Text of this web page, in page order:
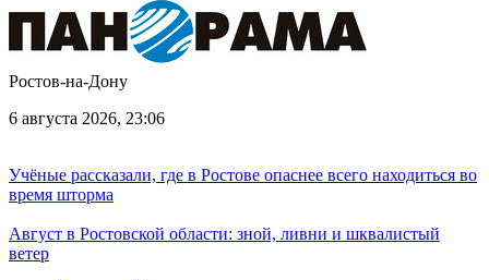
Ростов-на-Дону
6 августа 2026, 23:06
Учёные рассказали, где в Ростове опаснее всего находиться во
время шторма
Август в Ростовской области: зной, ливни и шквалистый
ветер